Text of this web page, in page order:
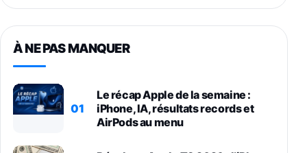
À NE PAS MANQUER
01
Le récap Apple de la semaine :
iPhone, IA, résultats records et
AirPods au menu